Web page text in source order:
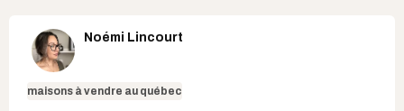
Noémi Lincourt
maisons à vendre au québec